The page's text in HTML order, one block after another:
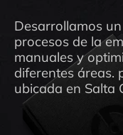
Desarrollamos
procesos de la
manuales y
diferentes áreas.
ubicada en Salta